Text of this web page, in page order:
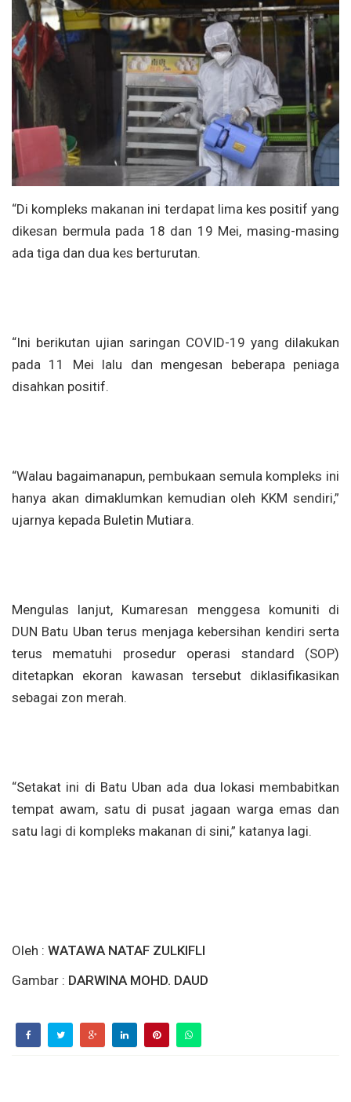
“Di kompleks makanan ini terdapat lima kes positif yang
dikesan bermula pada 18 dan 19 Mei, masing-masing
ada tiga dan dua kes berturutan.
“Ini berikutan ujian saringan COVID-19 yang dilakukan
pada 11 Mei lalu dan mengesan beberapa peniaga
disahkan positif.
“Walau bagaimanapun, pembukaan semula kompleks ini
hanya akan dimaklumkan kemudian oleh KKM sendiri,”
ujarnya kepada Buletin Mutiara.
Mengulas lanjut, Kumaresan menggesa komuniti di
DUN Batu Uban terus menjaga kebersihan kendiri serta
terus mematuhi prosedur operasi standard (SOP)
ditetapkan ekoran kawasan tersebut diklasifikasikan
sebagai zon merah.
“Setakat ini di Batu Uban ada dua lokasi membabitkan
tempat awam, satu di pusat jagaan warga emas dan
satu lagi di kompleks makanan di sini,” katanya lagi.
Oleh : WATAWA NATAF ZULKIFLI
Gambar : DARWINA MOHD. DAUD